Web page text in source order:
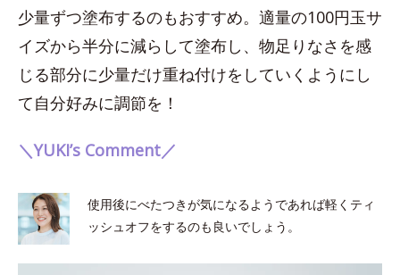
少量ずつ塗布するのもおすすめ。適量の100円玉サ
イズから半分に減らして塗布し、物足りなさを感
じる部分に少量だけ重ね付けをしていくようにし
て自分好みに調節を！
＼YUKI’s Comment／
使用後にべたつきが気になるようであれば軽くティ
ッシュオフをするのも良いでしょう。